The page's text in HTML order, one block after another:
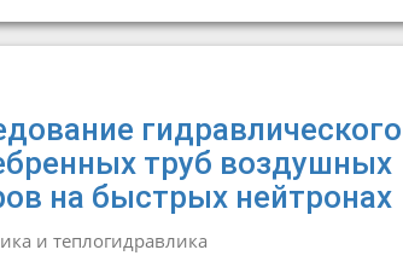
гидравлического
труб воздушных
на быстрых нейтронах
и теплогидравлика